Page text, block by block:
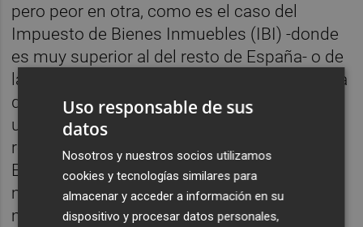
pero peor en otra, como es el caso del
Impuesto de Bienes Inmuebles (IBI) -donde
es muy superior al del resto de España- o de
la plusvalía municipal -que la tienen más alta
que en otros sitios-. No podemos fijarnos en
un solo aspecto. Tenemos que hacer una
reflexión global sobre la tributación en
España y en Europa y homogeneizarla de la
mejor manera posible, resetearlo todo de
manera conjunta.
Uso responsable de sus
datos
Nosotros y nuestros socios utilizamos
cookies y tecnologías similares para
almacenar y acceder a información en su
dispositivo y procesar datos personales,